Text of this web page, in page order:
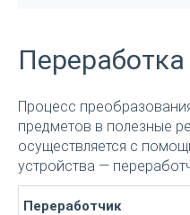
Переработка
Процесс
предметов в полезные
осуществляется с
устройства —
Переработчик